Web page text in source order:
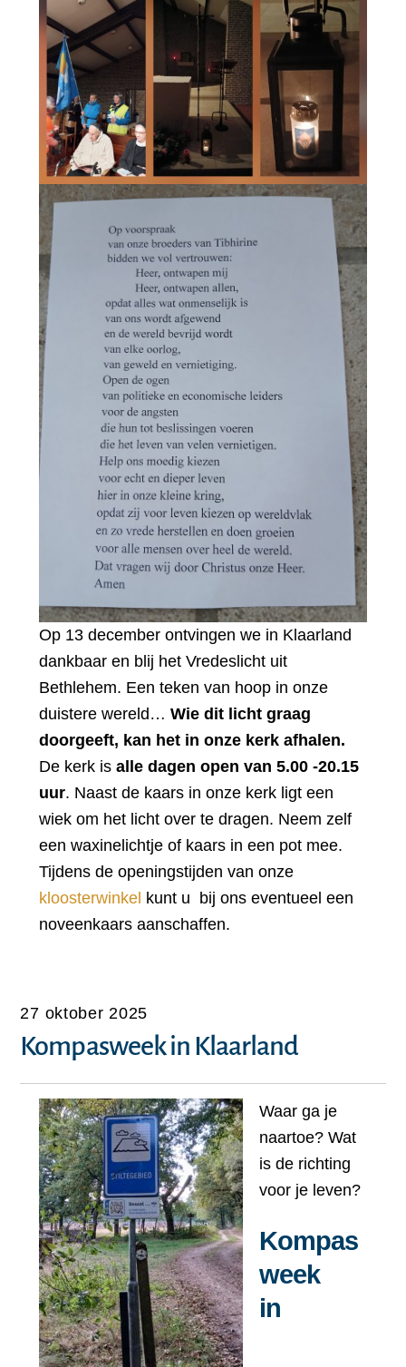
Op 13 december ontvingen we in Klaarland
dankbaar en blij het Vredeslicht uit
Bethlehem. Een teken van hoop in onze
duistere wereld… Wie dit licht graag
doorgeeft, kan het in onze kerk afhalen.
De kerk is alle dagen open van 5.00 -20.15
uur. Naast de kaars in onze kerk ligt een
wiek om het licht over te dragen. Neem zelf
een waxinelichtje of kaars in een pot mee.
Tijdens de openingstijden van onze
kloosterwinkel kunt u bij ons eventueel een
noveenkaars aanschaffen.
27 oktober 2025
Kompasweek in Klaarland
Waar ga je
naartoe? Wat
is de richting
voor je leven?
Kompas
week
in